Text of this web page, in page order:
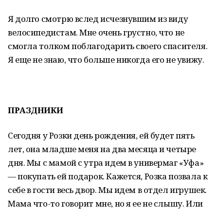
Я долго смотрю вслед исчезнувшим из виду
велосипедистам. Мне очень грустно, что не
смогла толком поблагодарить своего спасителя.
Я еще не знаю, что больше никогда его не увижу.
ПРАЗДНИКИ
Сегодня у Розки день рождения, ей будет пять
лет, она младше меня на два месяца и четыре
дня. Мы с мамой с утра идем в универмаг «Уфа»
— покупать ей подарок. Кажется, Розка позвала к
себе в гости весь двор. Мы идем в отдел игрушек.
Мама что-то говорит мне, но я ее не слышу. Или